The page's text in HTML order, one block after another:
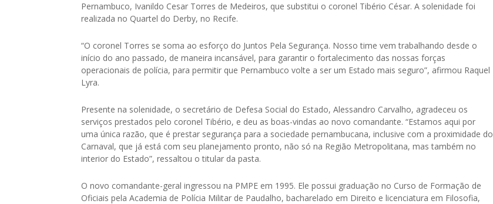
Pernambuco, Ivanildo Cesar Torres de Medeiros, que substitui o coronel Tibério César. A solenidade foi
realizada no Quartel do Derby, no Recife.
“O coronel Torres se soma ao esforço do Juntos Pela Segurança. Nosso time vem trabalhando desde o
início do ano passado, de maneira incansável, para garantir o fortalecimento das nossas forças
operacionais de polícia, para permitir que Pernambuco volte a ser um Estado mais seguro”, afirmou Raquel
Lyra.
Presente na solenidade, o secretário de Defesa Social do Estado, Alessandro Carvalho, agradeceu os
serviços prestados pelo coronel Tibério, e deu as boas-vindas ao novo comandante. “Estamos aqui por
uma única razão, que é prestar segurança para a sociedade pernambucana, inclusive com a proximidade do
Carnaval, que já está com seu planejamento pronto, não só na Região Metropolitana, mas também no
interior do Estado”, ressaltou o titular da pasta.
O novo comandante-geral ingressou na PMPE em 1995. Ele possui graduação no Curso de Formação de
Oficiais pela Academia de Polícia Militar de Paudalho, bacharelado em Direito e licenciatura em Filosofia,